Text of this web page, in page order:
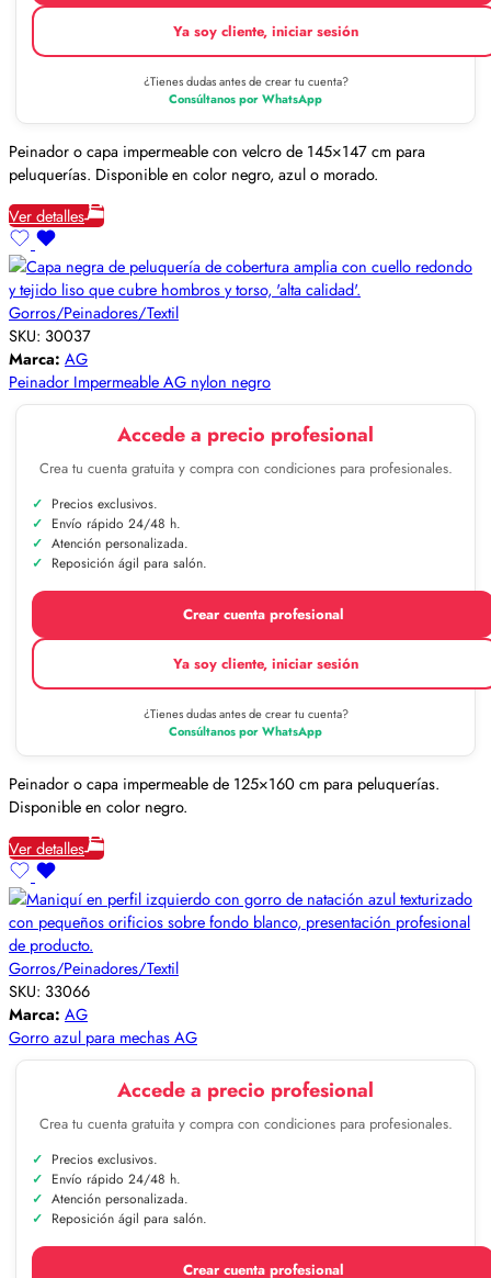
Ya soy cliente, iniciar sesión
¿Tienes dudas antes de crear tu cuenta?
Consúltanos por WhatsApp
Peinador o capa impermeable con velcro de 145×147 cm para
peluquerías. Disponible en color negro, azul o morado.
Ver detalles
Gorros/Peinadores/Textil
SKU: 30037
Marca: AG
Peinador Impermeable AG nylon negro
Accede a precio profesional
Crea tu cuenta gratuita y compra con condiciones para profesionales.
Precios exclusivos.
Envío rápido 24/48 h.
Atención personalizada.
Reposición ágil para salón.
Crear cuenta profesional
Ya soy cliente, iniciar sesión
¿Tienes dudas antes de crear tu cuenta?
Consúltanos por WhatsApp
Peinador o capa impermeable de 125×160 cm para peluquerías.
Disponible en color negro.
Ver detalles
Gorros/Peinadores/Textil
SKU: 33066
Marca: AG
Gorro azul para mechas AG
Accede a precio profesional
Crea tu cuenta gratuita y compra con condiciones para profesionales.
Precios exclusivos.
Envío rápido 24/48 h.
Atención personalizada.
Reposición ágil para salón.
Crear cuenta profesional